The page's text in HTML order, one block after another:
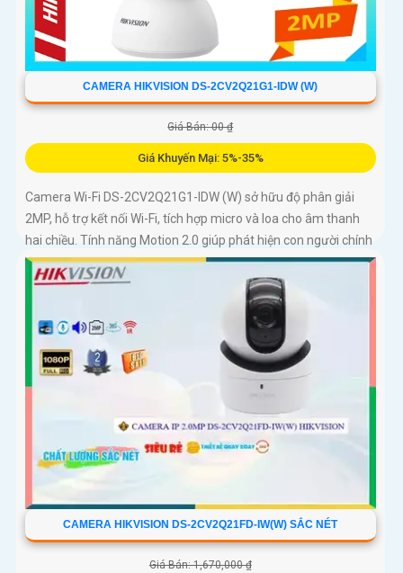
CAMERA HIKVISION DS-2CV2Q21G1-IDW (W)
Giá Bán: 00 ₫
Giá Khuyến Mại: 5%-35%
Camera Wi-Fi DS-2CV2Q21G1-IDW (W) sở hữu độ phân giải
2MP, hỗ trợ kết nối Wi-Fi, tích hợp micro và loa cho âm thanh
hai chiều. Tính năng Motion 2.0 giúp phát hiện con người chính
xác
CAMERA HIKVISION DS-2CV2Q21FD-IW(W) SẮC NÉT
Giá Bán: 1,670,000 ₫